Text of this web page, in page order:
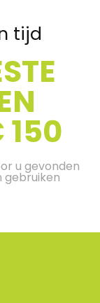
tijd
150
u gevonden
gebruiken